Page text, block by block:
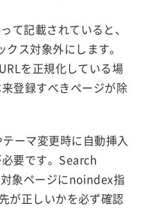
て記載されていると、
ス対象外にします。
を正規化している場
登録すべきページが除
ーマ変更時に自動挿入
要です。Search
象ページにnoindex指
が正しいかを必ず確認